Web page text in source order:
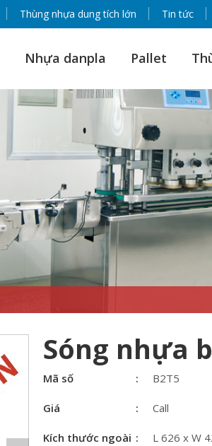
Thùng nhựa dung tích lớn Tin tức
Nhựa danpla Pallet
Sóng nhựa
Mã số B2T5
Giá Call
Kích thước ngoài L 626 x W